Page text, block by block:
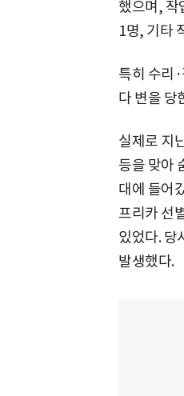
했으며, 작
1명, 기타
특히 수리
다 변을 당
실제로 지
등을 맞아
대에 들어
프리카 선
있었다. 당
발생했다.